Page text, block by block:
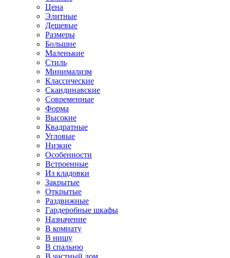
Цена
Элитные
Дешевые
Размеры
Большие
Маленькие
Стиль
Минимализм
Классические
Скандинавские
Современные
Форма
Высокие
Квадратные
Угловые
Низкие
Особенности
Встроенные
Из кладовки
Закрытые
Открытые
Раздвижные
Гардеробные шкафы
Назначение
В комнату
В нишу
В спальню
В частный дом